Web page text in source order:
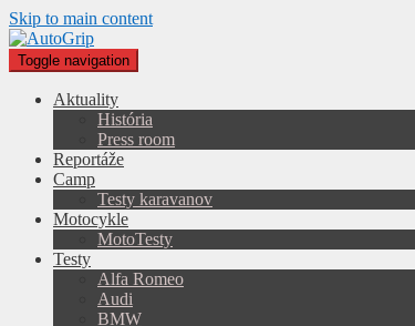
Skip to main content
Toggle navigation
Aktuality
História
Press room
Reportáže
Camp
Testy karavanov
Motocykle
MotoTesty
Testy
Alfa Romeo
Audi
BMW